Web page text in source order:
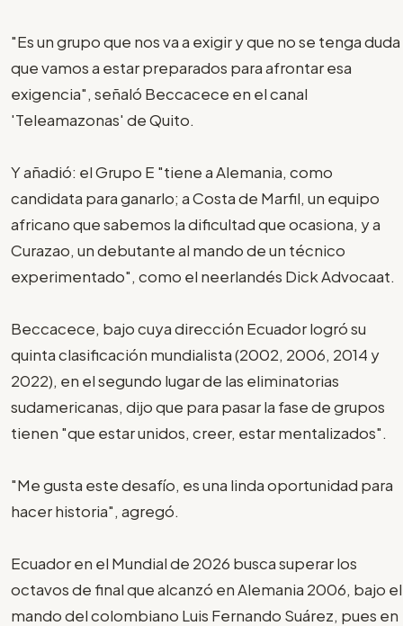
"Es un grupo que nos va a exigir y que no se tenga duda
que vamos a estar preparados para afrontar esa
exigencia", señaló Beccacece en el canal
'Teleamazonas' de Quito.
Y añadió: el Grupo E "tiene a Alemania, como
candidata para ganarlo; a Costa de Marfil, un equipo
africano que sabemos la dificultad que ocasiona, y a
Curazao, un debutante al mando de un técnico
experimentado", como el neerlandés Dick Advocaat.
Beccacece, bajo cuya dirección Ecuador logró su
quinta clasificación mundialista (2002, 2006, 2014 y
2022), en el segundo lugar de las eliminatorias
sudamericanas, dijo que para pasar la fase de grupos
tienen "que estar unidos, creer, estar mentalizados".
"Me gusta este desafío, es una linda oportunidad para
hacer historia", agregó.
Ecuador en el Mundial de 2026 busca superar los
octavos de final que alcanzó en Alemania 2006, bajo el
mando del colombiano Luis Fernando Suárez, pues en